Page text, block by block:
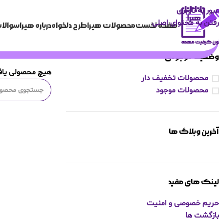
عبور به ناوبری
رفتن به محتوای اصلی
صفحه نخستمحصولات هیراطرح دلخواهدرباره هیرا
وضعیت موجودی
محصولات تخفیف دار
محصولات موجود
آخرین وبلاگ ها
لینک های مفید
حریم خصوصی و امنیت
بازگشت ها
هیچ محصولی